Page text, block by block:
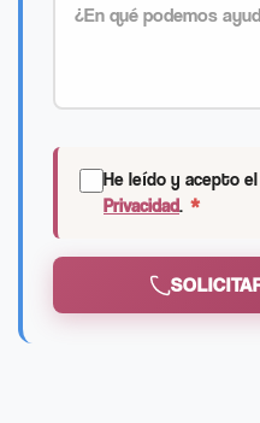
He leído y acepto el
Privacidad. *